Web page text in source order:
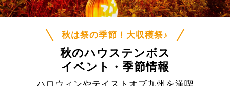
秋は祭の季節！大収穫祭♪
秋のハウステンボス
イベント・季節情報
ハロウィンやテイストオブ九州を満喫